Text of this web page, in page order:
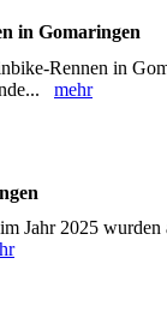
in Gomaringen
Rennen in
mehr
Jahr 2025